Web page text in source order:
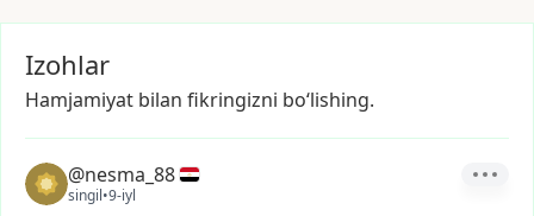
Izohlar
Hamjamiyat bilan fikringizni bo‘lishing.
@nesma_88
singil•9-iyl